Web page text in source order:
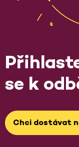
se k
Chci dostávat